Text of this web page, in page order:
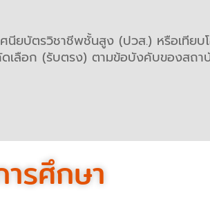
ศนียบัตรวิชาชีพชั้นสูง (ปวส.) หรือเทีย
เลือก (รับตรง) ตามข้อบังคับของสถา
รศึกษา